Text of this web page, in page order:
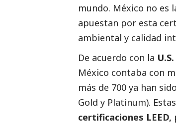
mundo. México no es
apuestan por esta
ambiental y calidad
De acuerdo con la
México contaba con
más de 700 ya han
Gold y Platinum).
certificaciones LEED,